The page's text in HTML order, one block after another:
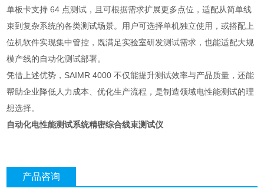
单板卡支持 64 点测试，且可根据需求扩展更多点位，适配从简单线
束到复杂系统的各类测试场景。用户可选择单机独立使用，或搭配上
位机软件实现集中管控，既满足实验室研发测试需求，也能适配大规
模产线的自动化测试部署。
凭借上述优势，SAIMR 4000 不仅能提升测试效率与产品质量，还能
帮助企业降低人力成本、优化生产流程，是制造领域电性能测试的理
想选择。
自动化电性能测试系统精密综合线束测试仪
产品咨询